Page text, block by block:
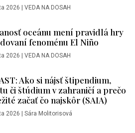
2026 | VEDA NA DOSAH
oceánu mení pravidlá hry
fenoménu El Niño
2026 | VEDA NA DOSAH
Ako si nájsť štipendium,
či štúdium v zahraničí a prečo
začať čo najskôr (SAIA)
2026 | Sára Molitorisová